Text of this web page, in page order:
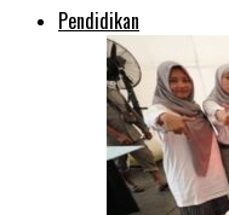
Pendidikan